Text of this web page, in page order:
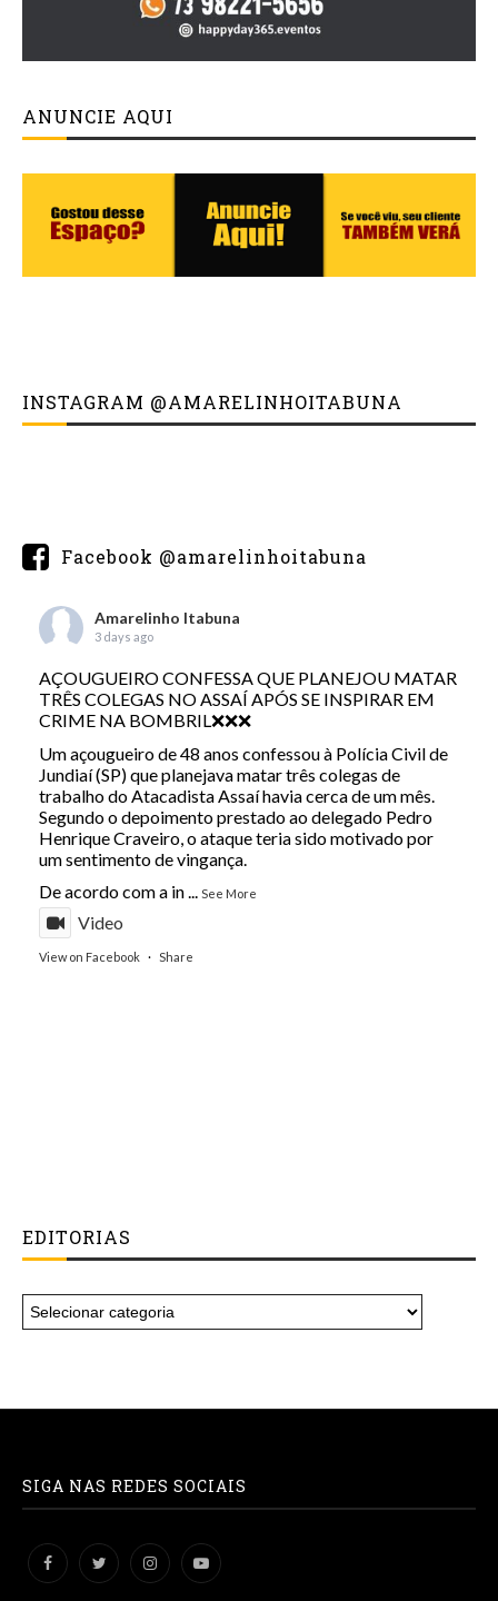
ANUNCIE AQUI
INSTAGRAM @AMARELINHOITABUNA
Facebook @amarelinhoitabuna
Amarelinho Itabuna
3 days ago
AÇOUGUEIRO CONFESSA QUE PLANEJOU MATAR
TRÊS COLEGAS NO ASSAÍ APÓS SE INSPIRAR EM
CRIME NA BOMBRIL❌❌❌
Um açougueiro de 48 anos confessou à Polícia Civil de
Jundiaí (SP) que planejava matar três colegas de
trabalho do Atacadista Assaí havia cerca de um mês.
Segundo o depoimento prestado ao delegado Pedro
Henrique Craveiro, o ataque teria sido motivado por
um sentimento de vingança.
De acordo com a in... See More
Video
View on Facebook · Share
EDITORIAS
SIGA NAS REDES SOCIAIS